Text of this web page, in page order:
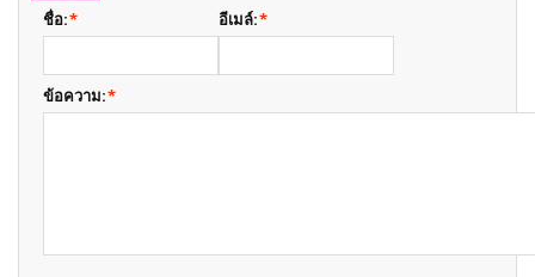
*
ชื่อ: *
อีเมล์:
*
ข้อความ: